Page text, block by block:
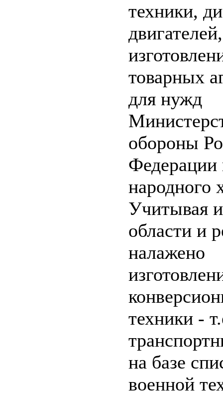
техники,
товарных
для нужд
обороны
Федерации
народного
Учитывая
области и
налажено
техники -
на базе
военной